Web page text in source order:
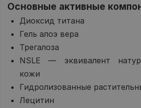
Основные активные
Диоксид титана
Гель алоэ вера
Трегалоза
NSLE — эквивалент
кожи
Гидролизованные
Лецитин